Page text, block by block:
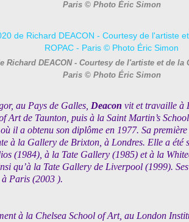
Paris © Photo Éric Simon
Richard DEACON - Courtesy de l'artiste et de la
Paris © Photo Éric Simon
au Pays de Galles, Deacon vit et travaille à
Art de Taunton, puis à la Saint Martin’s
il a obtenu son diplôme en 1977. Sa
à la Gallery de Brixton, à Londres. Elle a été
(1984), à la Tate Gallery (1985) et à la
qu’à la Tate Gallery de Liverpool (1999).
Paris (2003 ).
à la Chelsea School of Art, au London